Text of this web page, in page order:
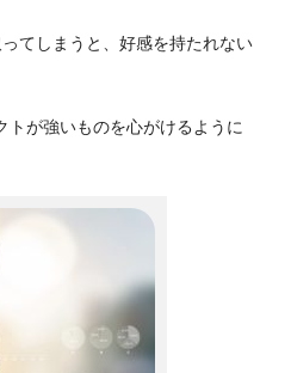
てしまうと、好感を持たれない
トが強いものを心がけるように